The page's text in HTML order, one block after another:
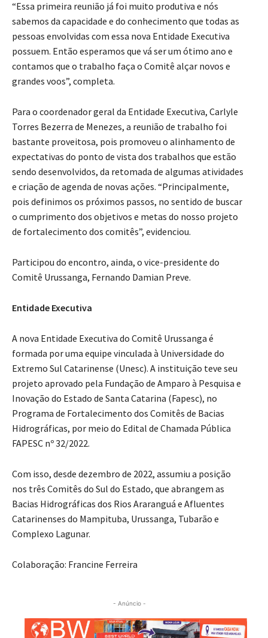
“Essa primeira reunião já foi muito produtiva e nós
sabemos da capacidade e do conhecimento que todas as
pessoas envolvidas com essa nova Entidade Executiva
possuem. Então esperamos que vá ser um ótimo ano e
contamos que o trabalho faça o Comitê alçar novos e
grandes voos”, completa.
Para o coordenador geral da Entidade Executiva, Carlyle
Torres Bezerra de Menezes, a reunião de trabalho foi
bastante proveitosa, pois promoveu o alinhamento de
expectativas do ponto de vista dos trabalhos que estão
sendo desenvolvidos, da retomada de algumas atividades
e criação de agenda de novas ações. “Principalmente,
pois definimos os próximos passos, no sentido de buscar
o cumprimento dos objetivos e metas do nosso projeto
de fortalecimento dos comitês”, evidenciou.
Participou do encontro, ainda, o vice-presidente do
Comitê Urussanga, Fernando Damian Preve.
Entidade Executiva
A nova Entidade Executiva do Comitê Urussanga é
formada por uma equipe vinculada à Universidade do
Extremo Sul Catarinense (Unesc). A instituição teve seu
projeto aprovado pela Fundação de Amparo à Pesquisa e
Inovação do Estado de Santa Catarina (Fapesc), no
Programa de Fortalecimento dos Comitês de Bacias
Hidrográficas, por meio do Edital de Chamada Pública
FAPESC nº 32/2022.
Com isso, desde dezembro de 2022, assumiu a posição
nos três Comitês do Sul do Estado, que abrangem as
Bacias Hidrográficas dos Rios Araranguá e Afluentes
Catarinenses do Mampituba, Urussanga, Tubarão e
Complexo Lagunar.
Colaboração: Francine Ferreira
- Anúncio -